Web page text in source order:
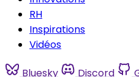
RH
Inspirations
Vidéos
Bluesky Discord